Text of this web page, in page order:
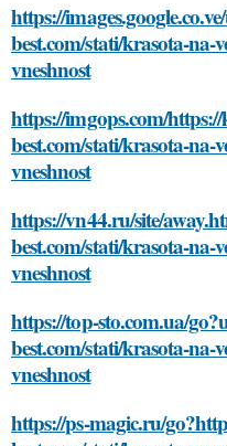
https://
best.com/stati/krasota-na-
vneshnost
https://imgops.com/
best.com/stati/krasota-na-
vneshnost
https://vn44.ru/site/
best.com/stati/krasota-na-
vneshnost
https://top-sto.com.ua/
best.com/stati/krasota-na-
vneshnost
https://ps-magic.ru/